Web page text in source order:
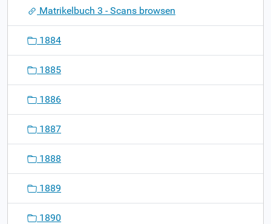
o
Matrikelbuch 3 - Scans browsen
1884
1885
1886
1887
1888
1889
1890